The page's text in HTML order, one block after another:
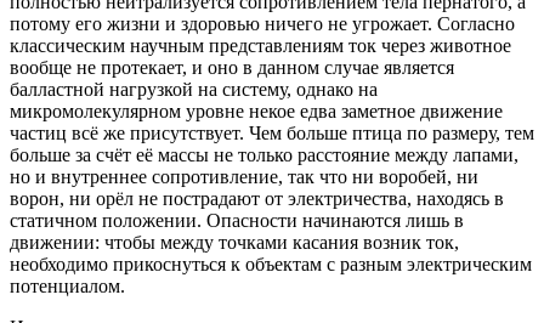
потому его жизни и здоровью ничего не угрожает. Согласно
классическим научным представлениям ток через животное
вообще не протекает, и оно в данном случае является
балластной нагрузкой на систему, однако на
микромолекулярном уровне некое едва заметное движение
частиц всё же присутствует. Чем больше птица по размеру, тем
больше за счёт её массы не только расстояние между лапами,
но и внутреннее сопротивление, так что ни воробей, ни
ворон, ни орёл не пострадают от электричества, находясь в
статичном положении. Опасности начинаются лишь в
движении: чтобы между точками касания возник ток,
необходимо прикоснуться к объектам с разным электрическим
потенциалом.